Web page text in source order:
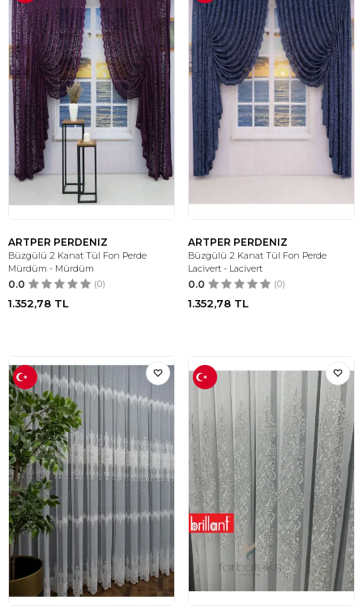
ARTPER PERDENIZ
Büzgülü 2 Kanat Tül Fon Perde
Mürdüm - Mürdüm
0.0 (0)
1.352,78 TL
ARTPER PERDENIZ
Büzgülü 2 Kanat Tül Fon Perde
Lacivert - Lacivert
0.0 (0)
1.352,78 TL